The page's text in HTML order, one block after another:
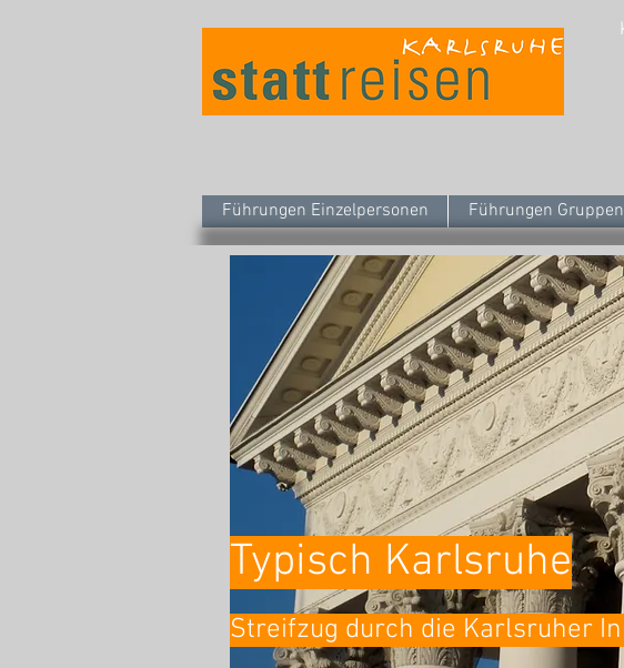
Führungen Einzelpersonen Führungen Gruppen
Streifzug durch die Karlsruher
Typisch Karlsruhe